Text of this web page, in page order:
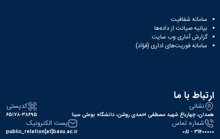
سامانه شفافیت
بیانیه صیانت از داده‌ها
گزارش آماری وب‌ سایت
سامانه فوریت‌های اداری (فؤاد)
ارتباط با ما
نشانی
همدان، چهارباغ شهید مصطفی احمدی روشن، دانشگاه بوعلی سینا
کدپستی
۶۵۱۷۸-۳۸۶۹۵
شماره تماس
31400000 - 081
پست الکترونیک
public_relation[at]basu.ac.ir